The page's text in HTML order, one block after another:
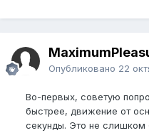
Опубликовано 22
Во-первых, советую
быстрее, движение от
секунды. Это не